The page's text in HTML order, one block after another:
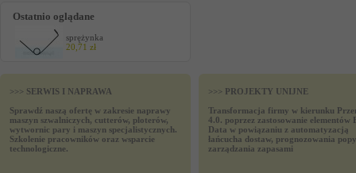
Ostatnio oglądane
sprężynka
20,71 zł
>>> SERWIS I NAPRAWA
Sprawdź naszą ofertę w zakresie naprawy
maszyn szwalniczych, cutterów, ploterów,
wytwornic pary i maszyn specjalistycznych.
Szkolenie pracowników oraz wsparcie
technologiczne.
>>> PROJEKTY UNIJNE
Transformacja firmy w kierunku
4.0. poprzez zastosowanie elementów
Data w powiązaniu z automatyzacją
łańcucha dostaw, prognozowania
zarządzania zapasami